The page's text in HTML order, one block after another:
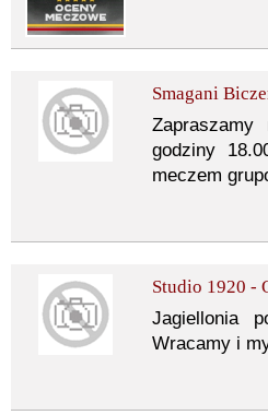
Smagani
godziny
meczem
Studio 1920 -
Jagiellonia
Wracamy i